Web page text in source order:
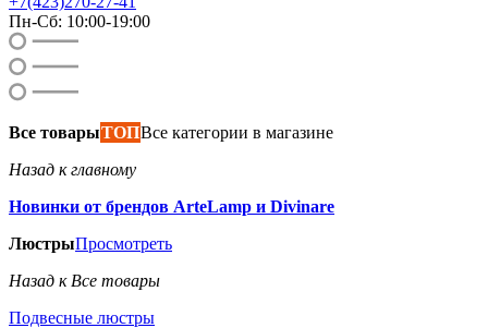
Пн-Сб: 10:00-19:00
Все товарыТОПВсе категории в магазине
Назад к главному
Новинки от брендов ArteLamp и Divinare
ЛюстрыПросмотреть
Назад к Все товары
Подвесные люстры